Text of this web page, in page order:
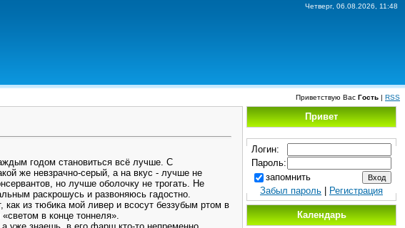
Четверг, 06.08.2026, 11:48
Приветствую Вас Гость | RSS
годом становиться всё лучше. С
же невзрачно-серый, а на вкус - лучше не
но лучше оболочку не трогать. Не
раскрошусь и развоняюсь гадостно.
из тюбика мой ливер и всосут беззубым ртом в
в конце тоннеля».
Привет
Логин:
Пароль:
запомнить
Забыл пароль
Регистрация
Календарь